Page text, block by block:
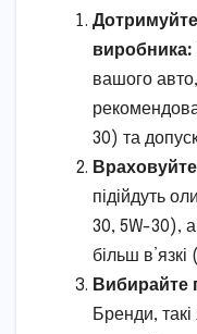
виробника:
вашого
30) та
підійдуть
30, 5W-30), а
більш
Вибирайте
Бренди,